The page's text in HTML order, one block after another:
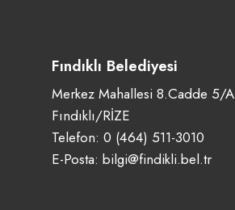
Fındıklı Belediyesi
Merkez Mahallesi 8.Cadde 5/A
Fındıklı/RİZE
Telefon: 0 (464) 511-3010
E-Posta: bilgi@findikli.bel.tr